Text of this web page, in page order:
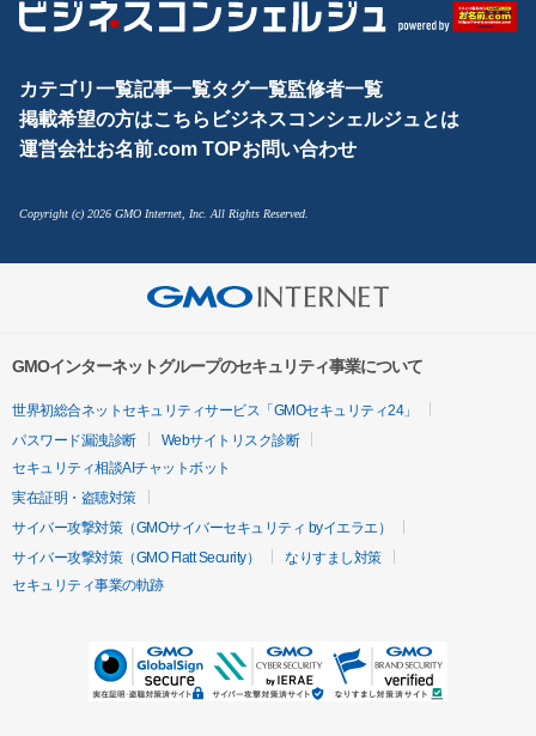
カテゴリ一覧記事一覧タグ一覧監修者一覧
掲載希望の方はこちら ビジネスコンシェルジュとは
運営会社お名前.com TOPお問い合わせ
Copyright (c) 2026 GMO Internet, Inc. All Rights Reserved.
GMOインターネットグループのセキュリティ事業について
世界初総合ネットセキュリティサービス「GMOセキュリティ24」
パスワード漏洩診断
Webサイトリスク診断
セキュリティ相談AIチャットボット
実在証明・盗聴対策
サイバー攻撃対策（GMOサイバーセキュリティ byイエラエ）
サイバー攻撃対策（GMO Flatt Security）
なりすまし対策
セキュリティ事業の軌跡